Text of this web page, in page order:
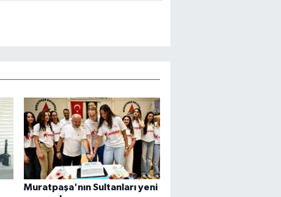
Muratpaşa'nın Sultanları yeni